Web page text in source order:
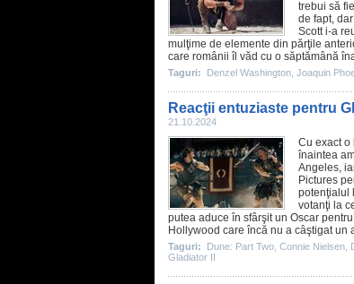
trebui să
de fapt,
Scott i-a
mulţime de elemente din părţile
care românii îl văd cu o săptămână
Taguri: Denzel Washington Joaquin
Reacţii entuziaste pentru
21.10.2024
Cu exact
înaintea
Angeles,
Pictures
potenţialul
votanţi la
putea aduce în sfârşit un Oscar
Hollywood care încă nu a câştigat un
Taguri: Dune: Part Two Connie Nielsen
Gladiator II